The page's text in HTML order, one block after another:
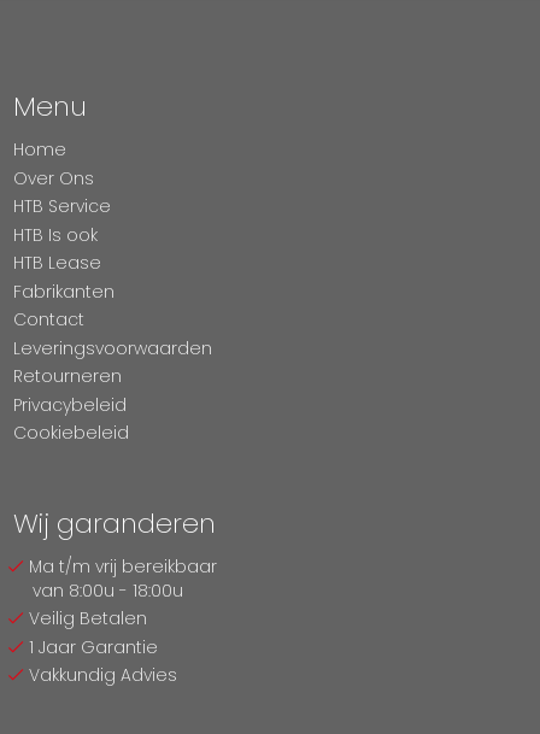
Menu
Home
Over Ons
HTB Service
HTB Is ook
HTB Lease
Fabrikanten
Contact
Leveringsvoorwaarden
Retourneren
Privacybeleid
Cookiebeleid
Wij garanderen
Ma t/m vrij bereikbaar
van 8:00u - 18:00u
Veilig Betalen
1 Jaar Garantie
Vakkundig Advies